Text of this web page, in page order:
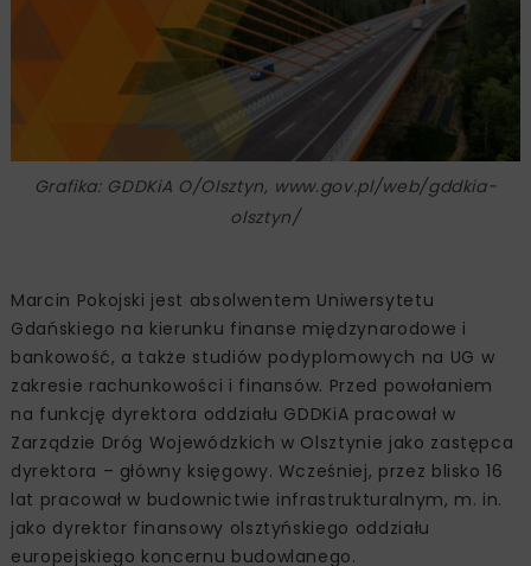
Grafika: GDDKiA O/Olsztyn, www.gov.pl/web/gddkia-
olsztyn/
Marcin Pokojski jest absolwentem Uniwersytetu
Gdańskiego na kierunku finanse międzynarodowe i
bankowość, a także studiów podyplomowych na UG w
zakresie rachunkowości i finansów. Przed powołaniem
na funkcję dyrektora oddziału GDDKiA pracował w
Zarządzie Dróg Wojewódzkich w Olsztynie jako zastępca
dyrektora – główny księgowy. Wcześniej, przez blisko 16
lat pracował w budownictwie infrastrukturalnym, m. in.
jako dyrektor finansowy olsztyńskiego oddziału
europejskiego koncernu budowlanego.